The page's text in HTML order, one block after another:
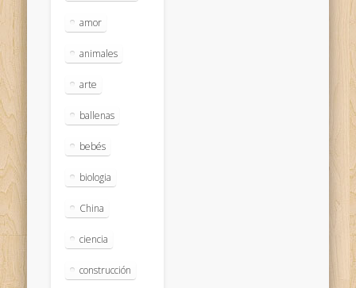
amor
animales
arte
ballenas
bebés
biologia
China
ciencia
construcción